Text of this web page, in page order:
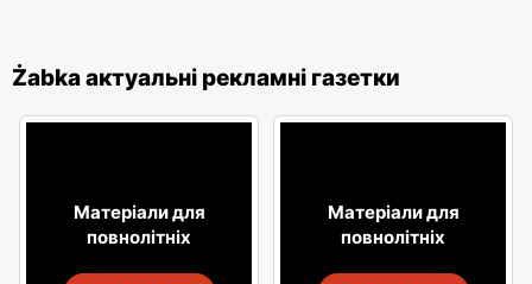
Żabka актуальні рекламні газетки
Матеріали для
повнолітніх
Матеріали для
повнолітніх